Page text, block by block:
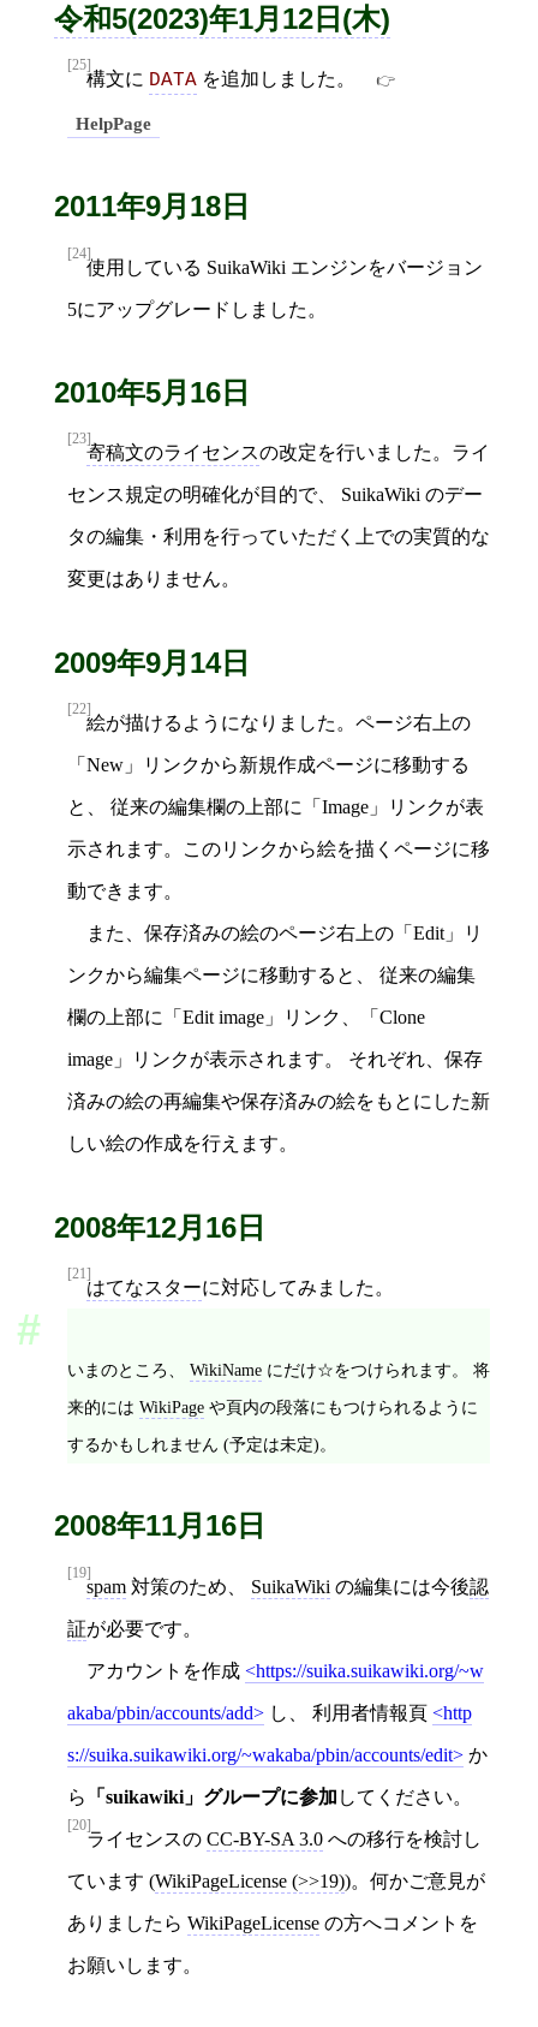
令和5(2023)年1月12日(木)
[25]
構文に DATA を追加しました。
HelpPage
2011年9月18日
[24]
使用している SuikaWiki エンジンをバージョン
5にアップグレードしました。
2010年5月16日
[23]
寄稿文のライセンスの改定を行いました。ライ
センス規定の明確化が目的で、 SuikaWiki のデー
タの編集・利用を行っていただく上での実質的な
変更はありません。
2009年9月14日
[22]
絵が描けるようになりました。ページ右上の
「New」リンクから新規作成ページに移動する
と、 従来の編集欄の上部に「Image」リンクが表
示されます。このリンクから絵を描くページに移
動できます。
また、保存済みの絵のページ右上の「Edit」リ
ンクから編集ページに移動すると、 従来の編集
欄の上部に「Edit image」リンク、「Clone
image」リンクが表示されます。 それぞれ、保存
済みの絵の再編集や保存済みの絵をもとにした新
しい絵の作成を行えます。
2008年12月16日
[21]
はてなスターに対応してみました。
いまのところ、 WikiName にだけ☆をつけられます。 将
来的には WikiPage や頁内の段落にもつけられるように
するかもしれません (予定は未定)。
2008年11月16日
[19]
spam 対策のため、 SuikaWiki の編集には今後認
証が必要です。
アカウントを作成 https://suika.suikawiki.org/~w
akaba/pbin/accounts/add し、 利用者情報頁 http
s://suika.suikawiki.org/~wakaba/pbin/accounts/edit か
ら 「suikawiki」グループに参加 してください。
[20]
ライセンスの CC-BY-SA 3.0 への移行を検討し
ています (WikiPageLicense (>>19))。何かご意見が
ありましたら WikiPageLicense の方へコメントを
お願いします。